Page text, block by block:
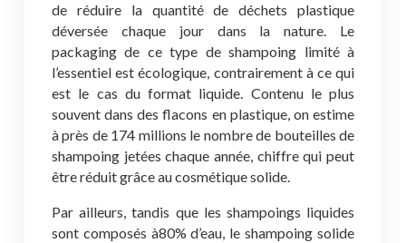
de réduire la quantité de déchets plastique
déversée chaque jour dans la nature. Le
packaging de ce type de shampoing limité à
l’essentiel est écologique, contrairement à ce qui
est le cas du format liquide. Contenu le plus
souvent dans des flacons en plastique, on estime
à près de 174 millions le nombre de bouteilles de
shampoing jetées chaque année, chiffre qui peut
être réduit grâce au cosmétique solide.
Par ailleurs, tandis que les shampoings liquides
sont composés à80% d’eau, le shampoing solide